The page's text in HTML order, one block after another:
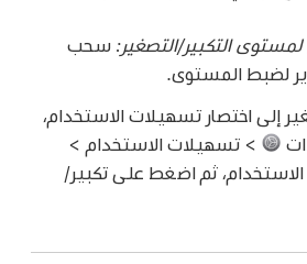
لمستوى التكبير/التصغير:سحب
لضبط المستوى.
إلى اختصار تسهيلات الاستخدام،
> تسهيلات الاستخدام >
ثم اضغط على تكبير/